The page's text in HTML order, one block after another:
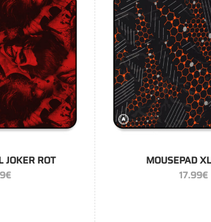
JOKER ROT
€
MOUSEPAD
17.99€